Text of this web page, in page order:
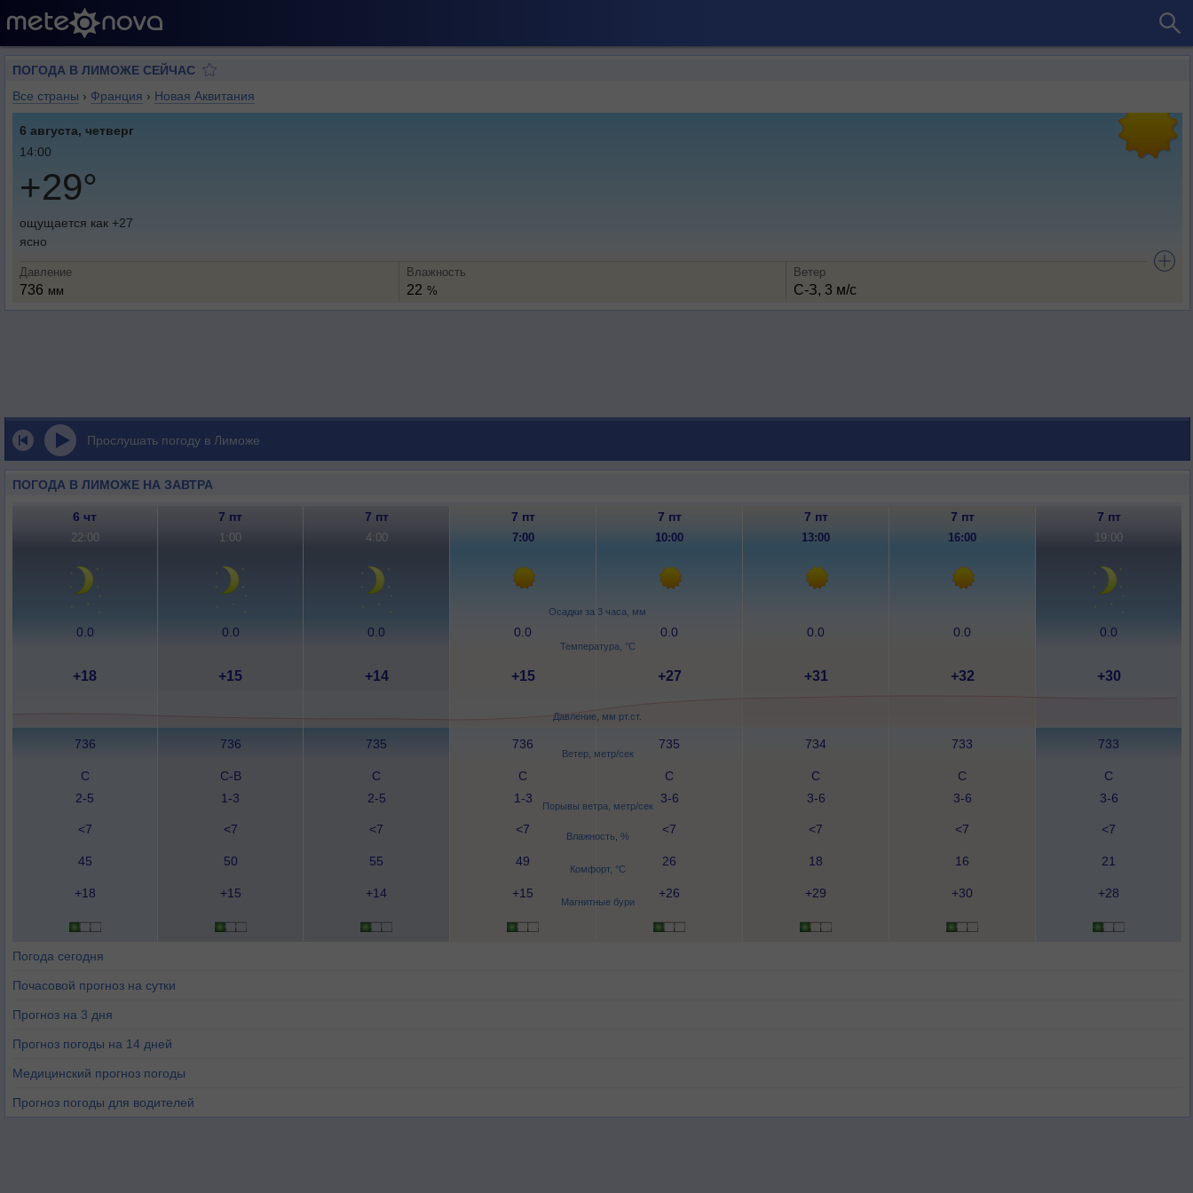
ПОГОДА В ЛИМОЖЕ СЕЙЧАС
Все страны › Франция › Новая Аквитания
6 августа, четверг
14:00
+29°
ощущается как +27
ясно
Давление
736 мм
Влажность
22 %
Ветер
С-З, 3 м/с
Прослушать погоду в Лиможе
ПОГОДА В ЛИМОЖЕ НА ЗАВТРА
Осадки за 3 часа, мм
Температура, °C
Давление, мм рт.ст.
Ветер, метр/сек
Порывы ветра, метр/сек
Влажность, %
Комфорт, °C
Магнитные бури
6 чт 7 пт 7 пт 7 пт 7 пт 7 пт 7 пт 7 пт
22:00 1:00 4:00 7:00 10:00 13:00 16:00 19:00
0.0 0.0 0.0 0.0 0.0 0.0 0.0 0.0
+18 +15 +14 +15 +27 +31 +32 +30
736 736 735 736 735 734 733 733
С
2-5
С-В
1-3
С
2-5
С
1-3
С
3-6
С
3-6
С
3-6
С
3-6
<7 <7 <7 <7 <7 <7 <7 <7
45 50 55 49 26 18 16 21
+18 +15 +14 +15 +26 +29 +30 +28
Погода сегодня
Почасовой прогноз на сутки
Прогноз на 3 дня
Прогноз погоды на 14 дней
Медицинский прогноз погоды
Прогноз погоды для водителей